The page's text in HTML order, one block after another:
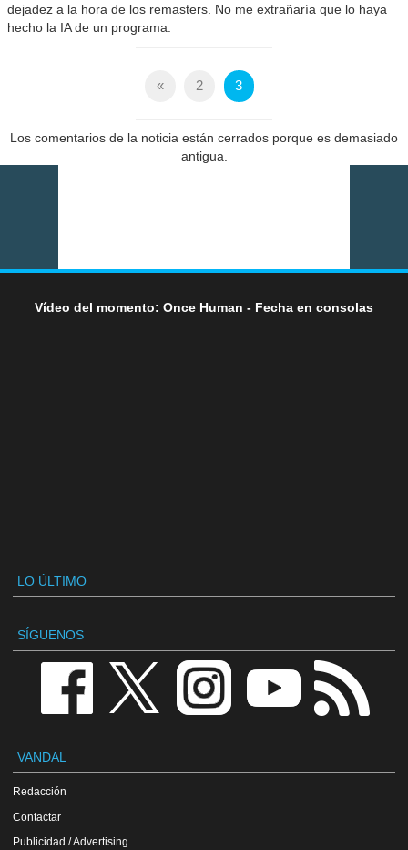
dejadez a la hora de los remasters. No me extrañaría que lo haya
hecho la IA de un programa.
« 2 3
Los comentarios de la noticia están cerrados porque es demasiado
antigua.
Vídeo del momento: Once Human - Fecha en consolas
LO ÚLTIMO
SÍGUENOS
VANDAL
Redacción
Contactar
Publicidad / Advertising